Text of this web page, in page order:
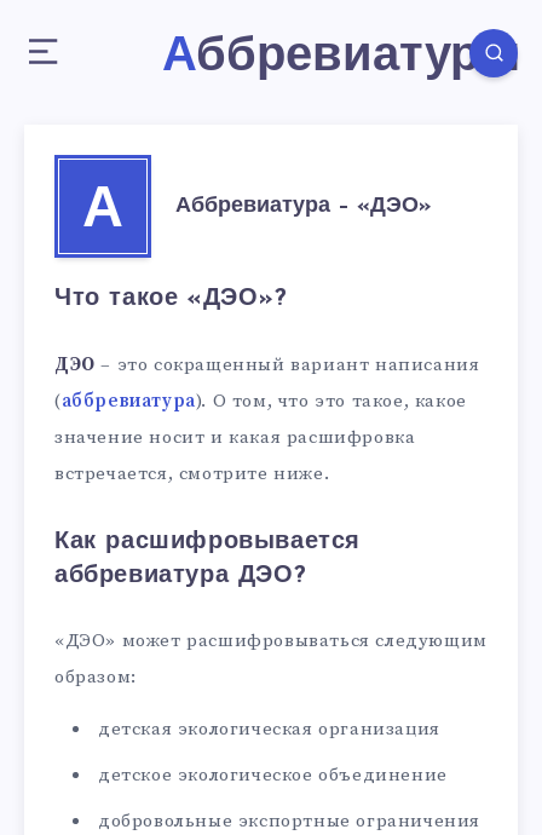
Аббревиатуры
А Аббревиатура – «ДЭО»
Что такое «ДЭО»?
ДЭО – это сокращенный вариант написания
(аббревиатура). О том, что это такое, какое
значение носит и какая расшифровка
встречается, смотрите ниже.
Как расшифровывается
аббревиатура ДЭО?
«ДЭО» может расшифровываться следующим
образом:
детская экологическая организация
детское экологическое объединение
добровольные экспортные ограничения